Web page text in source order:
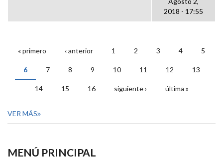
2018 - 17:55
PÁGINAS
« primero ‹ anterior 1 2 3 4 5
6 7 8 9 10 11 12 13
14 15 16 siguiente › última »
VER MÁS
MENÚ PRINCIPAL